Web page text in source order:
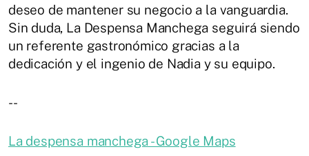
deseo de mantener su negocio a la vanguardia.
Sin duda, La Despensa Manchega seguirá siendo
un referente gastronómico gracias a la
dedicación y el ingenio de Nadia y su equipo.
--
La despensa manchega - Google Maps